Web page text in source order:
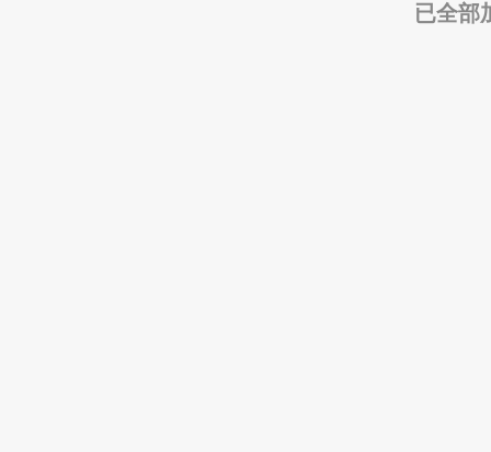
已全部